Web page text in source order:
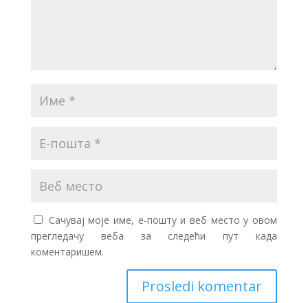
Сачувај моје име, е-пошту и веб место у овом
прегледачу веба за следећи пут када
коментаришем.